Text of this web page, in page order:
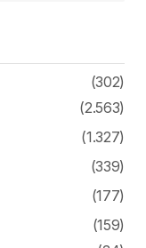
(302)
(2.563)
(1.327)
(339)
(177)
(159)